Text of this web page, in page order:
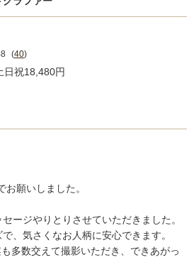
(40)
日祝18,480円
願いしました。
ージやりとりさせていただきました。
、気さくなお人柄に安心できます。
多数交えて撮影いただき、できあがっ